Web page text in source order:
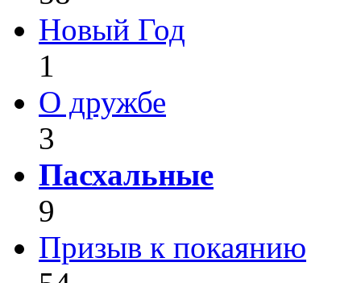
Новый Год
1
О дружбе
3
Пасхальные
9
Призыв к покаянию